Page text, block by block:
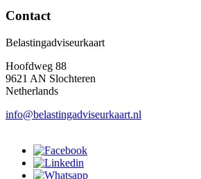
Contact
Belastingadviseurkaart
Hoofdweg 88
9621 AN Slochteren
Netherlands
info@belastingadviseurkaart.nl